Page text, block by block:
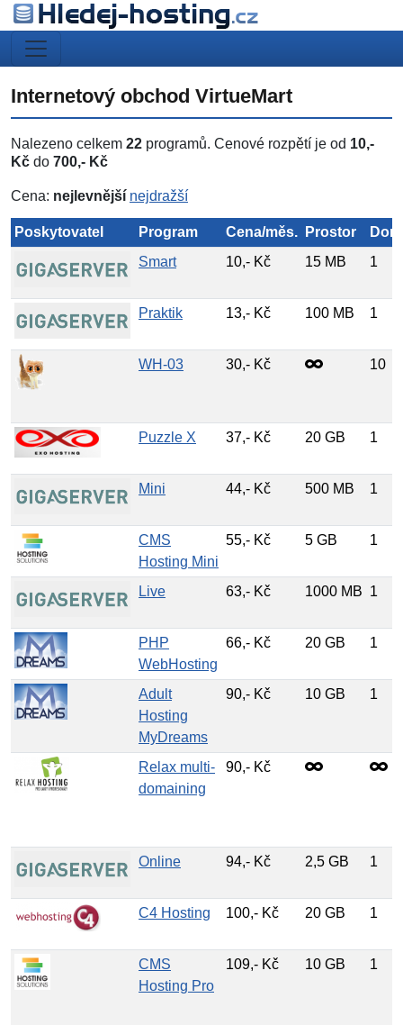
Internetový obchod VirtueMart
Nalezeno celkem 22 programů. Cenové rozpětí je od 10,-
Kč do 700,- Kč
Cena: nejlevnější nejdražší
Poskytovatel Program Cena/měs. Prostor
Smart
10,- Kč 15 MB 1
Praktik 13,- Kč 100 MB 1
WH-03 30,- Kč 10
Puzzle X 37,- Kč 20 GB 1
Mini 44,- Kč 500 MB 1
CMS
Hosting Mini
55,- Kč 5 GB 1
Live 63,- Kč 1000 MB 1
PHP
WebHosting
66,- Kč 20 GB 1
Adult
Hosting
MyDreams
90,- Kč 10 GB 1
Relax multi-
domaining
90,- Kč
Online 94,- Kč 2,5 GB 1
C4 Hosting 100,- Kč 20 GB 1
CMS
Hosting Pro
109,- Kč 10 GB 1